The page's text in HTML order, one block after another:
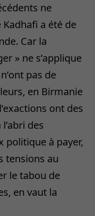
ne
a été de
Car la
» ne s’applique
pas de
en Birmanie
ont des
des
politique à payer,
tensions au
le tabou de
en vaut la